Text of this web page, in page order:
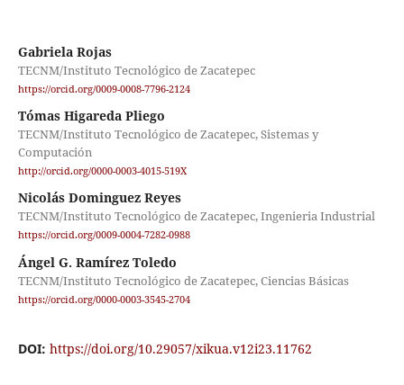
Gabriela Rojas
TECNM/Instituto Tecnológico de Zacatepec
https://orcid.org/0009-0008-7796-2124
Tómas Higareda Pliego
TECNM/Instituto Tecnológico de Zacatepec, Sistemas y
Computación
http://orcid.org/0000-0003-4015-519X
Nicolás Dominguez Reyes
TECNM/Instituto Tecnológico de Zacatepec, Ingenieria Industrial
https://orcid.org/0009-0004-7282-0988
Ángel G. Ramírez Toledo
TECNM/Instituto Tecnológico de Zacatepec, Ciencias Básicas
https://orcid.org/0000-0003-3545-2704
DOI: https://doi.org/10.29057/xikua.v12i23.11762